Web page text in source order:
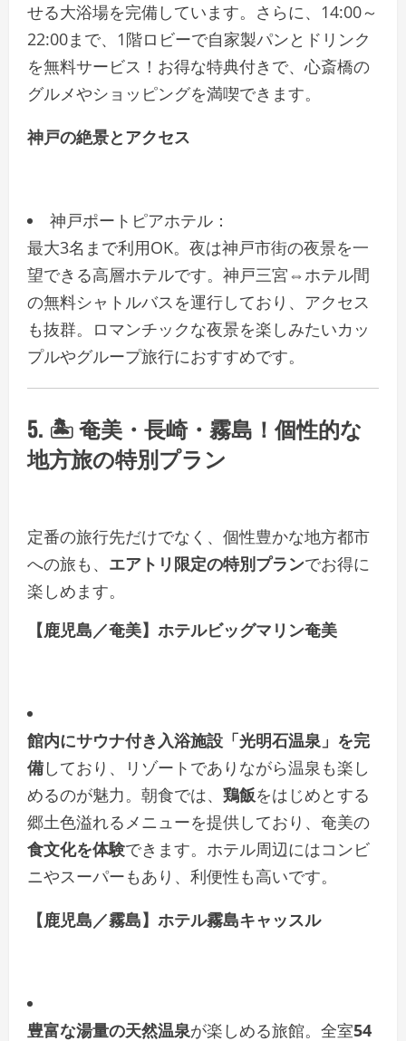
せる大浴場を完備しています。さらに、14:00～
22:00まで、1階ロビーで自家製パンとドリンク
を無料サービス！お得な特典付きで、心斎橋の
グルメやショッピングを満喫できます。
神戸の絶景とアクセス
神戸ポートピアホテル：
最大3名まで利用OK。夜は神戸市街の夜景を一
望できる高層ホテルです。神戸三宮⇔ホテル間
の無料シャトルバスを運行しており、アクセス
も抜群。ロマンチックな夜景を楽しみたいカッ
プルやグループ旅行におすすめです。
5. 🏝 奄美・長崎・霧島！個性的な
地方旅の特別プラン
定番の旅行先だけでなく、個性豊かな地方都市
への旅も、 エアトリ限定の特別プランでお得に
楽しめます。
【鹿児島／奄美】ホテルビッグマリン奄美
館内にサウナ付き入浴施設「光明石温泉」を完
備しており、リゾートでありながら温泉も楽し
めるのが魅力。朝食では、 鶏飯をはじめとする
郷土色溢れるメニューを提供しており、奄美の
食文化を体験できます。ホテル周辺にはコンビ
ニやスーパーもあり、利便性も高いです。
【鹿児島／霧島】ホテル霧島キャッスル
豊富な湯量の天然温泉が楽しめる旅館。全室54